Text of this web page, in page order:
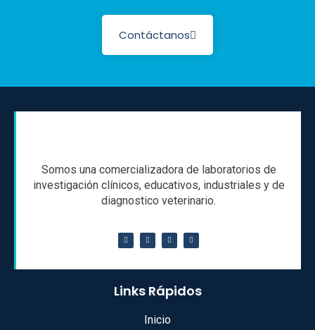
Contáctanos
Somos una comercializadora de laboratorios de
investigación clínicos, educativos, industriales y de
diagnostico veterinario.
Links Rápidos
Inicio